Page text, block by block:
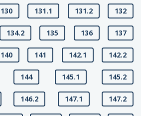
130 131.1 131.2 132
134.2 135 136 137
140 141 142.1 142.2
144 145.1 145.2
146.2 147.1 147.2